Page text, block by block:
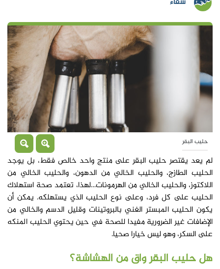
حليب البقر
لم يعد يقتصر حليب البقر على منتج واحد خالص فقط، بل يوجد
الحليب الطازج، والحليب الخالي من الدهون، والحليب الخالي من
اللاكتوز، والحليب الخالي من الهرمونات…لهذا، تعتمد صحة استهلاك
الحليب على كل فرد، وعلى نوع الحليب الذي يستهلكه. يمكن أن
يكون الحليب المبستر الغني بالبروتينات وقليل الدسم والخالي من
الإضافات غير الضرورية مفيدا للصحة في حين يحتوي الحليب المنكه
على السكر، وهو ليس خيارا صحيا.
هل حليب البقر واق من الهشاشة؟